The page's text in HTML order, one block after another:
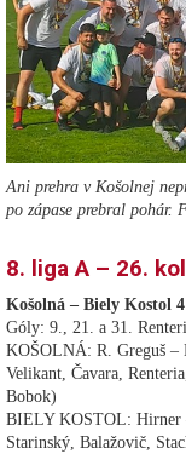
Ani prehra v Košolnej
po zápase prebral pohár.
8. liga A – 26.
Košolná – Biely Kostol
Góly: 9., 21. a 31.
KOŠOLNÁ: R. Greguš –
Velikant, Čavara,
Bobok)
BIELY KOSTOL: Hirner
Starinský, Balažovič,